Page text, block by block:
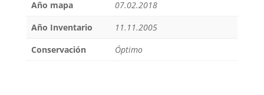
Año mapa
07.02.2018
Año Inventario
11.11.2005
Conservación
Óptimo